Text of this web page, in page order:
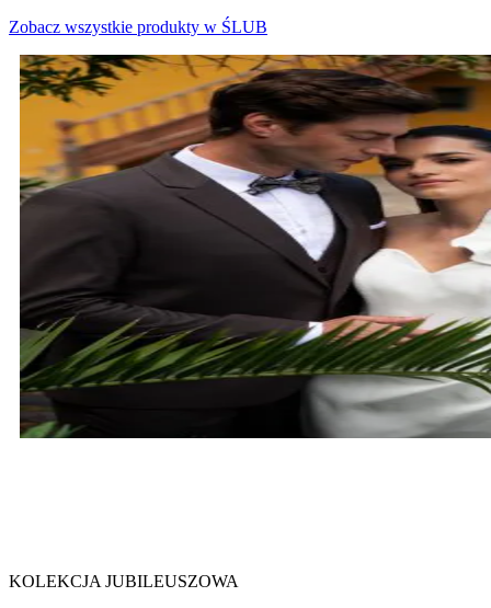
Zobacz wszystkie produkty w ŚLUB
KOLEKCJA JUBILEUSZOWA